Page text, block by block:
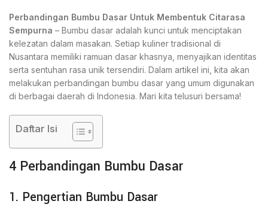
Perbandingan Bumbu Dasar Untuk Membentuk Citarasa
Sempurna – Bumbu dasar adalah kunci untuk menciptakan
kelezatan dalam masakan. Setiap kuliner tradisional di
Nusantara memiliki ramuan dasar khasnya, menyajikan identitas
serta sentuhan rasa unik tersendiri. Dalam artikel ini, kita akan
melakukan perbandingan bumbu dasar yang umum digunakan
di berbagai daerah di Indonesia. Mari kita telusuri bersama!
Daftar Isi
4 Perbandingan Bumbu Dasar
1. Pengertian Bumbu Dasar